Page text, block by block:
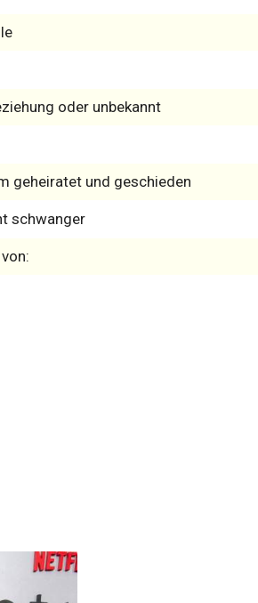
oder unbekannt
geheiratet und geschieden
schwanger